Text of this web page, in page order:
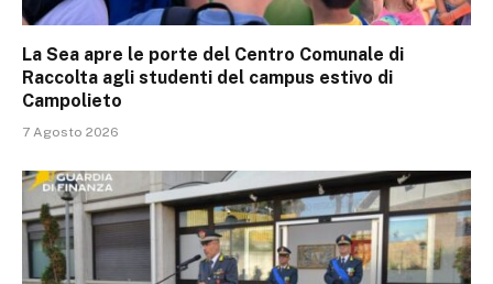
La Sea apre le porte del Centro Comunale di
Raccolta agli studenti del campus estivo di
Campolieto
7 Agosto 2026